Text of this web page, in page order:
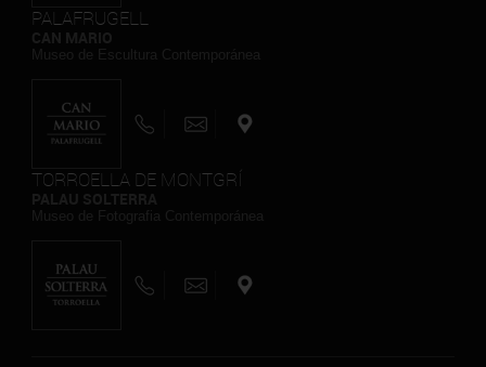
PALAFRUGELL
TORROELLA DE MONTGRÍ